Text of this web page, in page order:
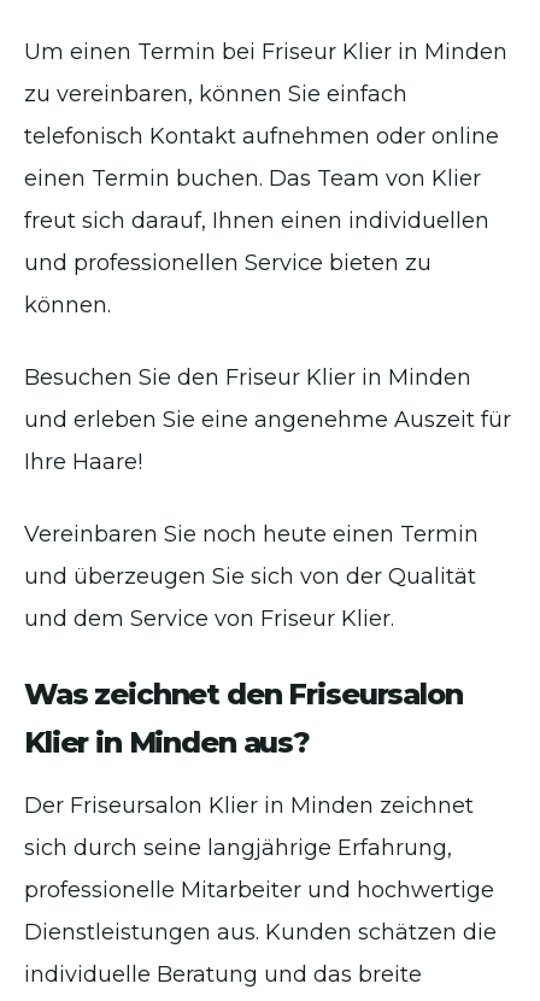
Um einen Termin bei Friseur Klier in Minden
zu vereinbaren, können Sie einfach
telefonisch Kontakt aufnehmen oder online
einen Termin buchen. Das Team von Klier
freut sich darauf, Ihnen einen individuellen
und professionellen Service bieten zu
können.
Besuchen Sie den Friseur Klier in Minden
und erleben Sie eine angenehme Auszeit für
Ihre Haare!
Vereinbaren Sie noch heute einen Termin
und überzeugen Sie sich von der Qualität
und dem Service von Friseur Klier.
Was zeichnet den Friseursalon
Klier in Minden aus?
Der Friseursalon Klier in Minden zeichnet
sich durch seine langjährige Erfahrung,
professionelle Mitarbeiter und hochwertige
Dienstleistungen aus. Kunden schätzen die
individuelle Beratung und das breite